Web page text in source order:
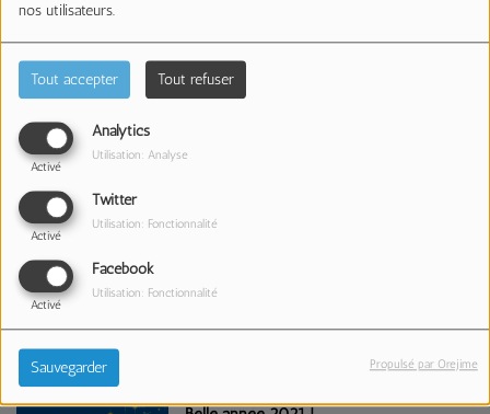
nos utilisateurs.
Tout accepter Tout refuser
Analytics
Activé
Utilisation: Analyse
Twitter
Activé
Utilisation: Fonctionnalité
Facebook
Activé
Utilisation: Fonctionnalité
Sauvegarder Propulsé par Orejime
Janvier !